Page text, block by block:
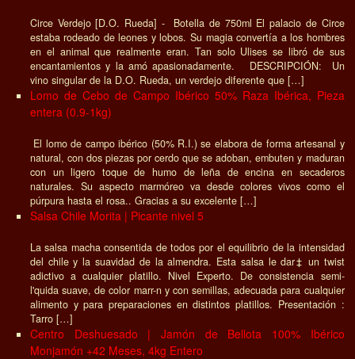
Circe Verdejo [D.O. Rueda] - Botella de 750ml El palacio de Circe
estaba rodeado de leones y lobos. Su magia convertía a los hombres
en el animal que realmente eran. Tan solo Ulises se libró de sus
encantamientos y la amó apasionadamente. DESCRIPCIÓN: Un
vino singular de la D.O. Rueda, un verdejo diferente que […]
Lomo de Cebo de Campo Ibérico 50% Raza Ibérica, Pieza
entera (0.9-1kg)
El lomo de campo ibérico (50% R.I.) se elabora de forma artesanal y
natural, con dos piezas por cerdo que se adoban, embuten y maduran
con un ligero toque de humo de leña de encina en secaderos
naturales. Su aspecto marmóreo va desde colores vivos como el
púrpura hasta el rosa.. Gracias a su excelente […]
Salsa Chile Morita | Picante nivel 5
La salsa macha consentida de todos por el equilibrio de la intensidad
del chile y la suavidad de la almendra. Esta salsa le dar‡ un twist
adictivo a cualquier platillo. Nivel Experto. De consistencia semi-
l'quida suave, de color marr-n y con semillas, adecuada para cualquier
alimento y para preparaciones en distintos platillos. Presentación :
Tarro […]
Centro Deshuesado | Jamón de Bellota 100% Ibérico
Monjamón +42 Meses, 4kg Entero